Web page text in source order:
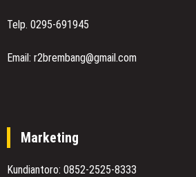
Telp. 0295-691945
Email: r2brembang@gmail.com
Marketing
Kundiantoro: 0852-2525-8333